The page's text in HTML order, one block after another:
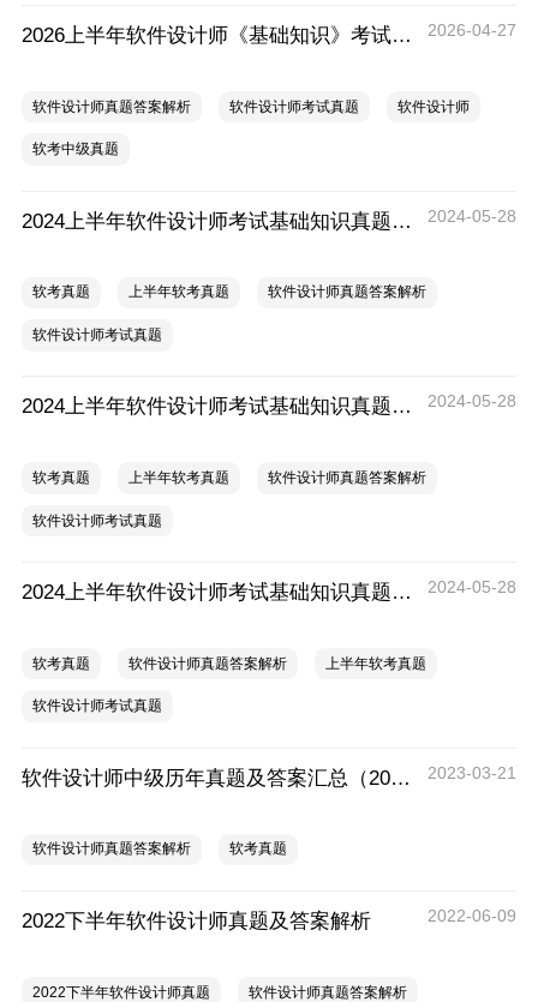
2026上半年软件设计师《基础知识》考试真题及答案 2026-04-27
软件设计师真题答案解析 软件设计师考试真题 软件设计师
软考中级真题
2024上半年软件设计师考试基础知识真题（3） 2024-05-28
软考真题 上半年软考真题 软件设计师真题答案解析
软件设计师考试真题
2024上半年软件设计师考试基础知识真题（2） 2024-05-28
软考真题 上半年软考真题 软件设计师真题答案解析
软件设计师考试真题
2024上半年软件设计师考试基础知识真题（1） 2024-05-28
软考真题 软件设计师真题答案解析 上半年软考真题
软件设计师考试真题
软件设计师中级历年真题及答案汇总（2012-2022） 2023-03-21
软件设计师真题答案解析 软考真题
2022下半年软件设计师真题及答案解析 2022-06-09
2022下半年软件设计师真题 软件设计师真题答案解析